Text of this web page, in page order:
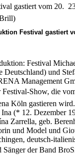
Festival gastiert
Festival
Deutschland) und
Management
Show, die
Köln gastieren
Ina (* 12. Dezember
Zarrella, geb.
und Model und
deutsch-
der Band